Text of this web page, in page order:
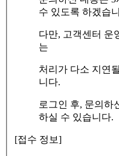
수 있도록 하겠습
다만, 고객센터 운
는
처리가 다소 지연
니다.
로그인 후, 문의하
하실 수 있습니다.
[접수 정보]